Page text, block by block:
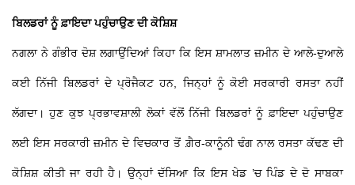
ਬਿਲਡਰਾਂ ਨੂੰ ਫ਼ਾਇਦਾ ਪਹੁੰਚਾਉਣ ਦੀ ਕੋਸ਼ਿਸ਼
ਨਗਲਾ ਨੇ ਗੰਭੀਰ ਦੋਸ਼ ਲਗਾਉਂਦਿਆਂ ਕਿਹਾ ਕਿ ਇਸ ਸ਼ਾਮਲਾਤ ਜ਼ਮੀਨ ਦੇ ਆਲੇ-ਦੁਆਲੇ
ਕਈ ਨਿੱਜੀ ਬਿਲਡਰਾਂ ਦੇ ਪ੍ਰੋਜੈਕਟ ਹਨ, ਜਿਨ੍ਹਾਂ ਨੂੰ ਕੋਈ ਸਰਕਾਰੀ ਰਸਤਾ ਨਹੀਂ
ਲੱਗਦਾ। ਹੁਣ ਕੁਝ ਪ੍ਰਭਾਵਸ਼ਾਲੀ ਲੋਕਾਂ ਵੱਲੋਂ ਨਿੱਜੀ ਬਿਲਡਰਾਂ ਨੂੰ ਫ਼ਾਇਦਾ ਪਹੁੰਚਾਉਣ
ਲਈ ਇਸ ਸਰਕਾਰੀ ਜ਼ਮੀਨ ਦੇ ਵਿਚਕਾਰ ਤੋਂ ਗ਼ੈਰ-ਕਾਨੂੰਨੀ ਢੰਗ ਨਾਲ ਰਸਤਾ ਕੱਢਣ ਦੀ
ਕੋਸ਼ਿਸ਼ ਕੀਤੀ ਜਾ ਰਹੀ ਹੈ। ਉਨ੍ਹਾਂ ਦੱਸਿਆ ਕਿ ਇਸ ਖੇਡ ’ਚ ਪਿੰਡ ਦੇ ਦੋ ਸਾਬਕਾ